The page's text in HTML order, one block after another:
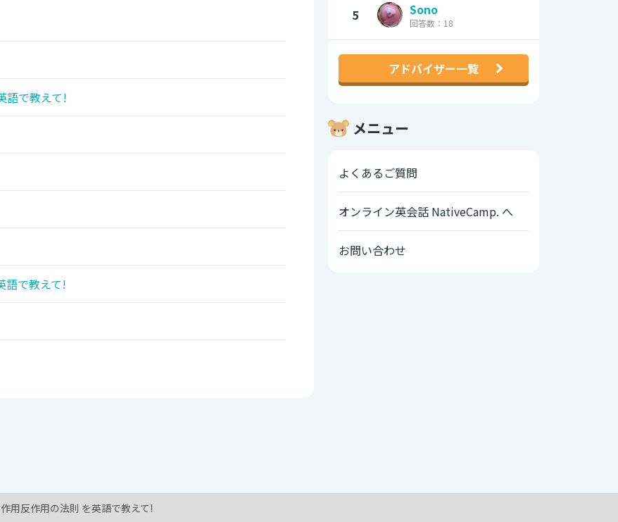
語で教えて!
語で教えて!
5 Sono
回答数：18
アドバイザー一覧
メニュー
よくあるご質問
オンライン英会話 NativeCamp. へ
お問い合わせ
作用反作用の法則 を英語で教えて!